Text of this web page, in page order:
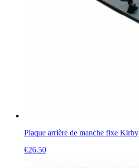
Plaque arrière de manche fixe Kirby
€26.50